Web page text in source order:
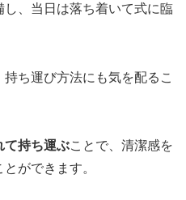
、当日は落ち着いて式に臨
ち運び方法にも気を配るこ
て持ち運ぶことで、清潔感を
ができます。